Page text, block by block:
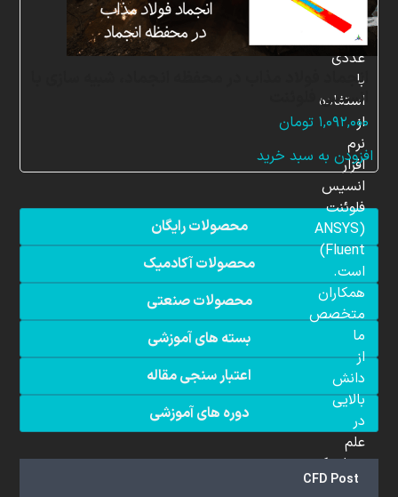
انجماد فولاد مذاب در محفظه انجماد، شبیه سازی با
انسیس فلوئنت
۱,۰۹۲,۰۰۰ تومان
افزودن به سبد خرید
محصولات رایگان
محصولات آکادمیک
محصولات صنعتی
بسته های آموزشی
اعتبار سنجی مقاله
دوره های آموزشی
CFD Post
شبیه
سازی
عددی
با
استفاده
از
نرم
افزار
انسیس
فلوئنت
(ANSYS
Fluent)
است.
همکاران
متخصص
ما
از
دانش
بالایی
در
علم
دینامیک
سیالات